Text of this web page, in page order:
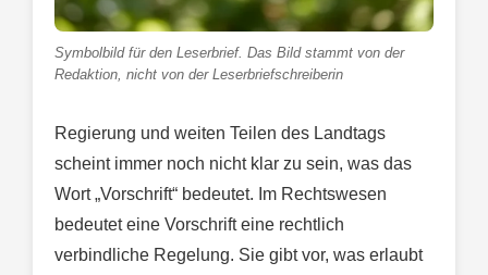
Symbolbild für den Leserbrief. Das Bild stammt von der
Redaktion, nicht von der Leserbriefschreiberin
Regierung und weiten Teilen des Landtags
scheint immer noch nicht klar zu sein, was das
Wort „Vorschrift“ bedeutet. Im Rechtswesen
bedeutet eine Vorschrift eine rechtlich
verbindliche Regelung. Sie gibt vor, was erlaubt